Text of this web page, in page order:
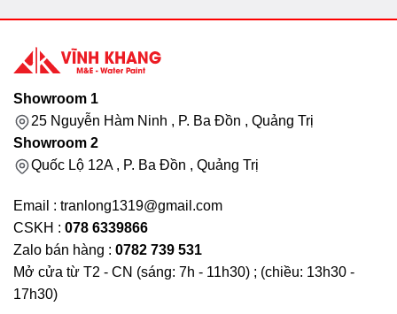
Showroom 1
25 Nguyễn Hàm Ninh , P. Ba Đồn , Quảng Trị
Showroom 2
Quốc Lộ 12A , P. Ba Đồn , Quảng Trị
Email : tranlong1319@gmail.com
CSKH : 078 6339866
Zalo bán hàng : 0782 739 531
Mở cửa từ T2 - CN (sáng: 7h - 11h30) ; (chiều: 13h30 -
17h30)